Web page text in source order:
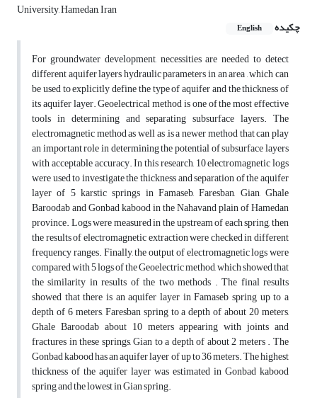
University, Hamedan, Iran
چکیده
English
For groundwater development, necessities are needed to detect
different aquifer layers hydraulic parameters in an area , which can
be used to explicitly define the type of aquifer and the thickness of
its aquifer layer. Geoelectrical method is one of the most effective
tools in determining and separating subsurface layers. The
electromagnetic method as well as ,is a newer method that can play
an important role in determining the potential of subsurface layers
with acceptable accuracy. In this research, 10 electromagnetic logs
were used to investigate the thickness and separation of the aquifer
layer of 5 karstic springs in Famaseb, Faresban, Gian, Ghale
Baroodab and Gonbad kabood in the Nahavand plain of Hamedan
province. Logs were measured in the upstream of each spring, then
the results of electromagnetic extraction were checked in different
frequency ranges. Finally, the output of electromagnetic logs were
compared with 5 logs of the Geoelectric method, which showed that
the similarity in results of the two methods . The final results
showed that there is an aquifer layer in Famaseb spring up to a
depth of 6 meters, Faresban spring to a depth of about 20 meters,
Ghale Baroodab about 10 meters appearing with joints and
fractures in these springs, Gian to a depth of about 2 meters . The
Gonbad kabood has an aquifer layer of up to 36 meters. The highest
thickness of the aquifer layer was estimated in Gonbad kabood
spring and the lowest in Gian spring.